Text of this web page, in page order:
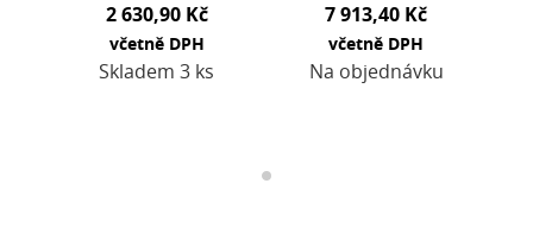
2 630,90 Kč
včetně DPH
Skladem 3 ks
7 913,40 Kč
včetně DPH
Na objednávku